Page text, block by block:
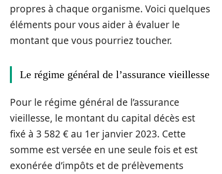
propres à chaque organisme. Voici quelques
éléments pour vous aider à évaluer le
montant que vous pourriez toucher.
Le régime général de l’assurance vieillesse
Pour le régime général de l’assurance
vieillesse, le montant du capital décès est
fixé à 3 582 € au 1er janvier 2023. Cette
somme est versée en une seule fois et est
exonérée d’impôts et de prélèvements